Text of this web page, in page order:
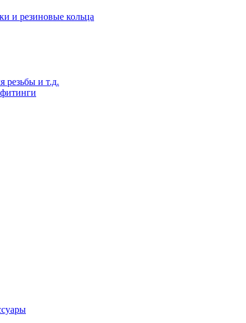
и резиновые кольца
резьбы и т.д.